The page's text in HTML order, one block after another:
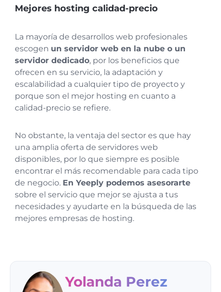
Mejores hosting calidad-precio
La mayoría de desarrollos web profesionales
escogen un servidor web en la nube o un
servidor dedicado, por los beneficios que
ofrecen en su servicio, la adaptación y
escalabilidad a cualquier tipo de proyecto y
porque son el mejor hosting en cuanto a
calidad-precio se refiere.
No obstante, la ventaja del sector es que hay
una amplia oferta de servidores web
disponibles, por lo que siempre es posible
encontrar el más recomendable para cada tipo
de negocio. En Yeeply podemos asesorarte
sobre el servicio que mejor se ajusta a tus
necesidades y ayudarte en la búsqueda de las
mejores empresas de hosting.
Yolanda Perez